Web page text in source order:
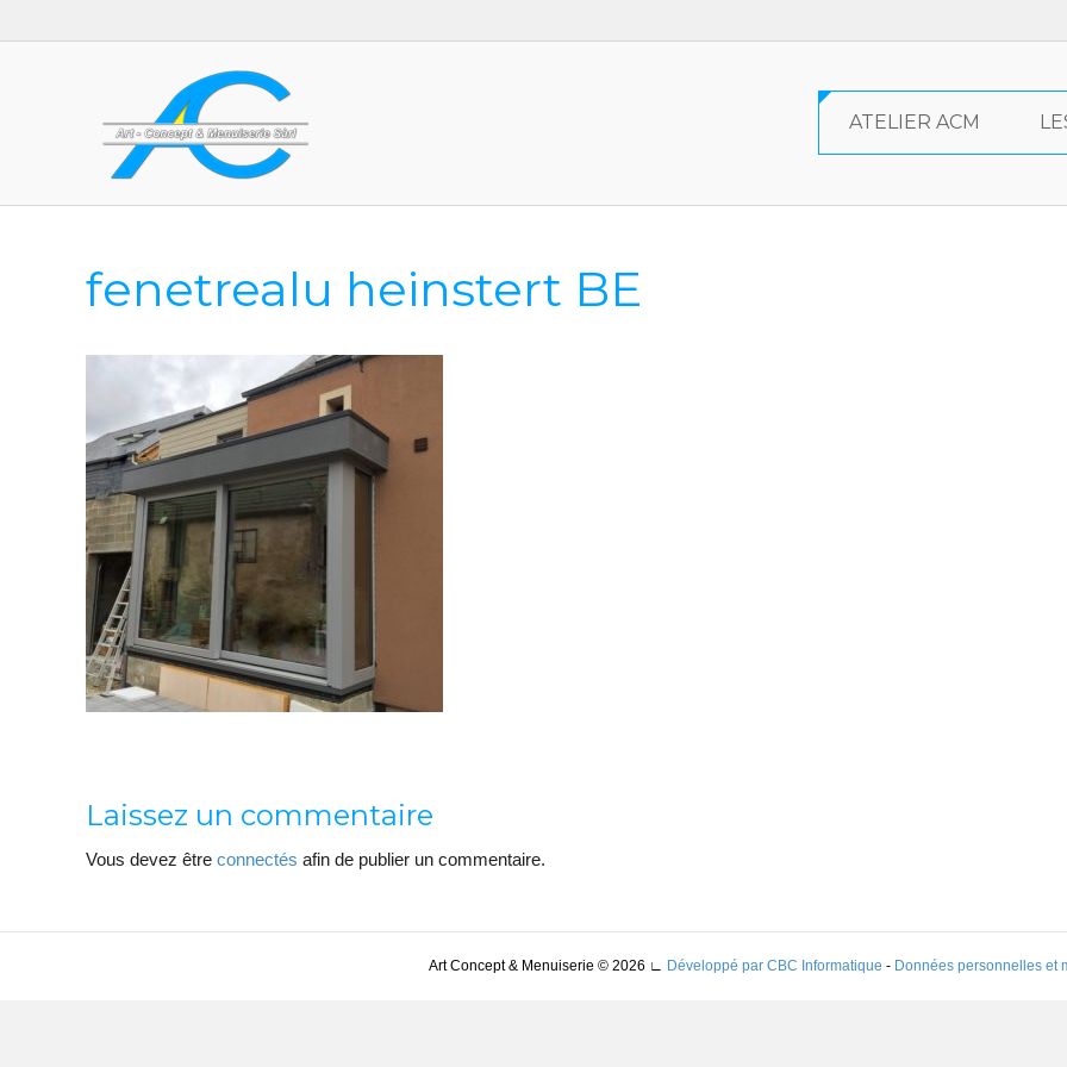
ATELIER ACM
fenetrealu heinstert BE
Laissez un commentaire
Vous devez être connectés afin de publier un commentaire.
Art Concept & Menuiserie © 2026 ∟ Développé par CBC Informatique - Données personnelles et